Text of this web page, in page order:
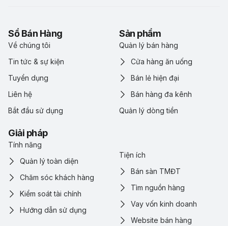
Sổ Bán Hàng
Về chúng tôi
Tin tức & sự kiện
Tuyển dụng
Liên hệ
Bắt đầu sử dụng
Sản phẩm
Quản lý bán hàng
Cửa hàng ăn uống
Bán lẻ hiện đại
Bán hàng đa kênh
Quản lý dòng tiền
Giải pháp
Tính năng
Quản lý toàn diện
Chăm sóc khách hàng
Kiểm soát tài chính
Hướng dẫn sử dụng
Tiện ích
Bán sàn TMĐT
Tìm nguồn hàng
Vay vốn kinh doanh
Website bán hàng